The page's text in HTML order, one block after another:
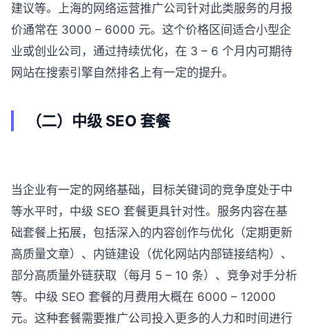
建议等。上海的网络运营推广公司针对此类服务的月报
价通常在 3000 – 6000 元。这个价格区间适合小型企
业或创业公司，通过持续优化，在 3 – 6 个月内可期待
网站在搜索引擎自然排名上有一定的提升。
（二）中级 SEO 套餐
当企业有一定的网络基础，目标关键词的竞争度处于中
等水平时，中级 SEO 套餐更具针对性。服务内容在基
础套餐上拓展，包括深入的内容创作与优化（定期更新
高质量文章）、内链建设（优化网站内部链接结构）、
部分高质量外链获取（每月 5 – 10 条）、竞争对手分析
等。中级 SEO 套餐的月费用大概在 6000 – 12000
元。这种套餐需要推广公司投入更多的人力和时间进行